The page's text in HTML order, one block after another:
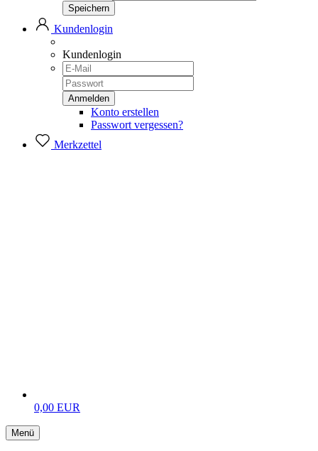
Kundenlogin
Kundenlogin
Konto erstellen
Passwort vergessen?
Merkzettel
0,00 EUR
Menü